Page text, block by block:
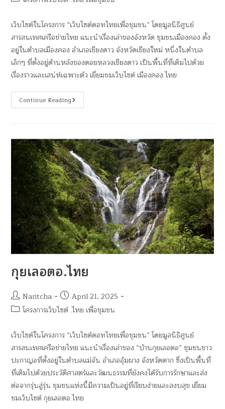
เว็บไซต์ในโครงการ “เว็บไซต์ดอทไทยเพื่อชุมชน” โดยมูลนิธิศูนย์
สารสนเทศเครือข่ายไทย แนะนำเรื่องเล่าของจังหวัด ชุมชนเมืองคอง ตั้ง
อยู่ในตำบลเมืองคอง อำเภอเชียงดาว จังหวัดเชียงใหม่ หนึ่งในตำบล
เล็กๆ ที่ตั้งอยู่ด้านหลังของดอยหลวงเชียงดาว เป็นพื้นที่ที่เต็มไปด้วย
เรื่องราวและเสน่ห์เฉพาะตัว เยี่ยมชมเว็บไซต์ เมืองคอง.ไทย
Continue Reading
กุยเลอตอ.ไทย
Naritcha
April 21, 2025
โครงการเว็บไซต์ .ไทย เพื่อชุมชน
เว็บไซต์ในโครงการ “เว็บไซต์ดอทไทยเพื่อชุมชน” โดยมูลนิธิศูนย์
สารสนเทศเครือข่ายไทย แนะนำเรื่องเล่าของ “บ้านกุยเลอตอ” ชุมชนชาว
ปะกาญอที่ตั้งอยู่ในตำบลแม่จัน อำเภออุ้มผาง จังหวัดตาก ซึ่งเป็นพื้นที่
ที่เต็มไปด้วยประวัติศาสตร์และวัฒนธรรมที่ยังคงได้รับการรักษาและส่ง
ต่อจากรุ่นสู่รุ่น ชุมชนแห่งนี้มีความเป็นอยู่ที่เรียบง่ายและสงบสุข เยี่ยม
ชมเว็บไซต์ กุยเลอตอ.ไทย